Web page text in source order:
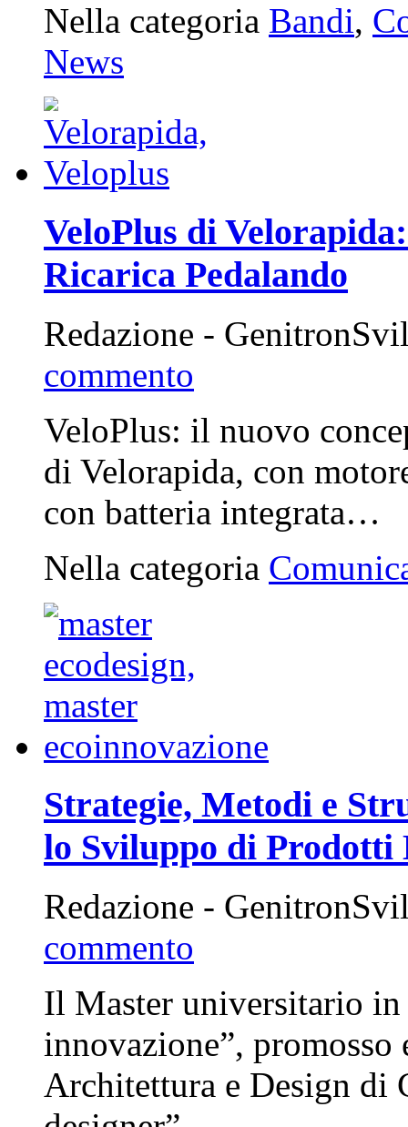
Nella categoria Bandi,
News
VeloPlus di
Ricarica Pedalando
Redazione -
commento
VeloPlus: il nuovo
di Velorapida, con
con batteria integrata…
Nella categoria
Strategie, Metodi e
lo Sviluppo di Prodotti
Redazione -
commento
Il Master universitario
innovazione”,
Architettura e Design di